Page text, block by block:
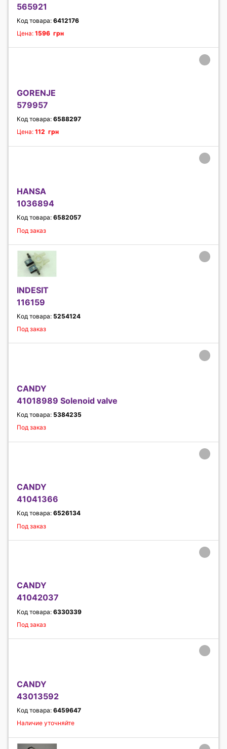
565921
Код товара: 6412176
Цена: 1596 грн
GORENJE
579957
Код товара: 6588297
Цена: 112 грн
HANSA
1036894
Код товара: 6582057
Под заказ
INDESIT
116159
Код товара: 5254124
Под заказ
CANDY
41018989 Solenoid valve
Код товара: 5384235
Под заказ
CANDY
41041366
Код товара: 6526134
Под заказ
CANDY
41042037
Код товара: 6330339
Под заказ
CANDY
43013592
Код товара: 6459647
Наличие уточняйте